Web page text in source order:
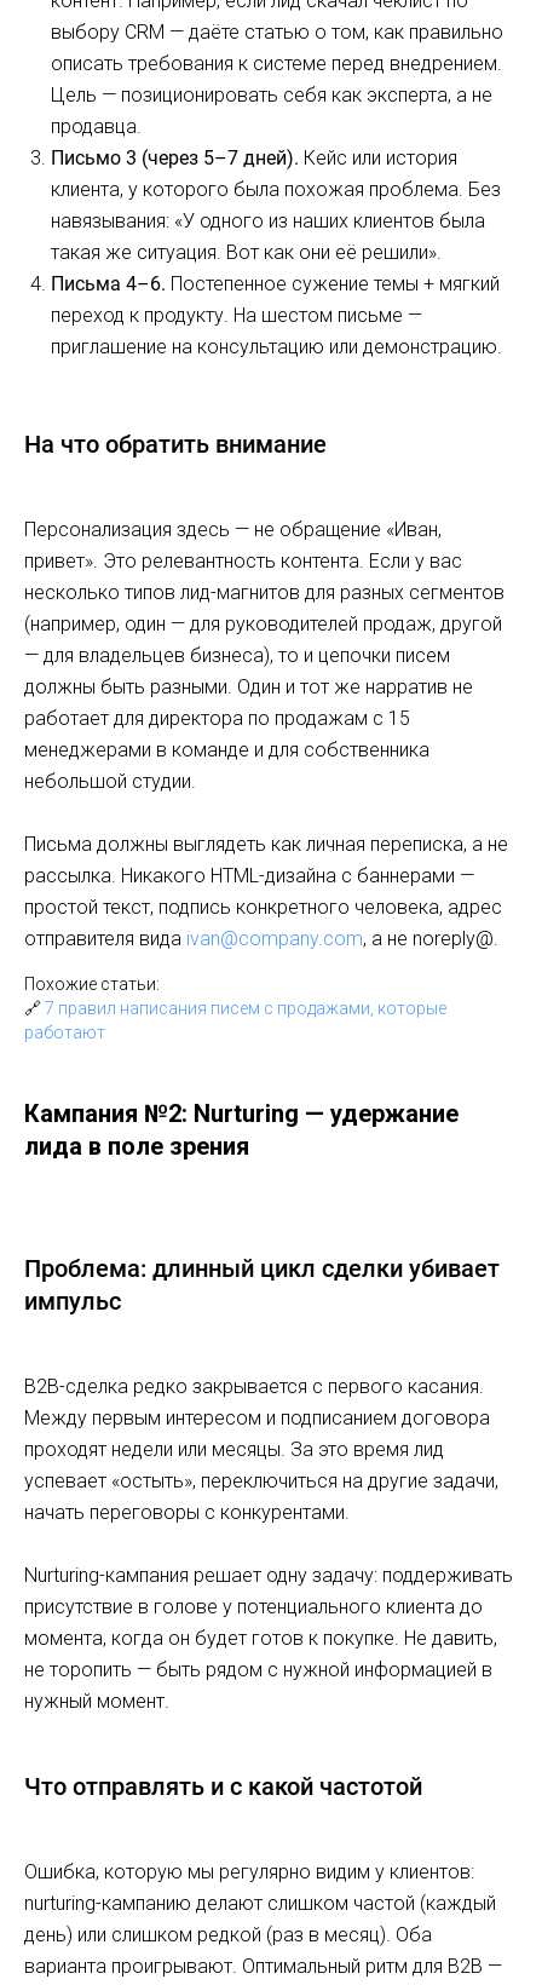
выбору CRM — даёте статью о том, как правильно
описать требования к системе перед внедрением.
Цель — позиционировать себя как эксперта, а не
продавца.
Письмо 3 (через 5–7 дней). Кейс или история
клиента, у которого была похожая проблема. Без
навязывания: «У одного из наших клиентов была
такая же ситуация. Вот как они её решили».
Письма 4–6. Постепенное сужение темы + мягкий
переход к продукту. На шестом письме —
приглашение на консультацию или демонстрацию.
На что обратить внимание
Персонализация здесь — не обращение «Иван,
привет». Это релевантность контента. Если у вас
несколько типов лид-магнитов для разных сегментов
(например, один — для руководителей продаж, другой
— для владельцев бизнеса), то и цепочки писем
должны быть разными. Один и тот же нарратив не
работает для директора по продажам с 15
менеджерами в команде и для собственника
небольшой студии.
Письма должны выглядеть как личная переписка, а не
рассылка. Никакого HTML-дизайна с баннерами —
простой текст, подпись конкретного человека, адрес
отправителя вида ivan@company.com, а не noreply@.
Похожие статьи:
🔗7 правил написания писем с продажами, которые
работают
Кампания №2: Nurturing — удержание
лида в поле зрения
Проблема: длинный цикл сделки убивает
импульс
B2B-сделка редко закрывается с первого касания.
Между первым интересом и подписанием договора
проходят недели или месяцы. За это время лид
успевает «остыть», переключиться на другие задачи,
начать переговоры с конкурентами.
Nurturing-кампания решает одну задачу: поддерживать
присутствие в голове у потенциального клиента до
момента, когда он будет готов к покупке. Не давить,
не торопить — быть рядом с нужной информацией в
нужный момент.
Что отправлять и с какой частотой
Ошибка, которую мы регулярно видим у клиентов:
nurturing-кампанию делают слишком частой (каждый
день) или слишком редкой (раз в месяц). Оба
варианта проигрывают. Оптимальный ритм для B2B —